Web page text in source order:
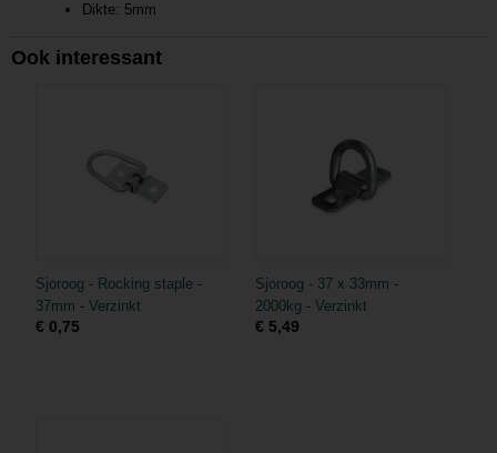
Dikte: 5mm
Ook interessant
Sjoroog - Rocking staple -
37mm - Verzinkt
€ 0,75
Sjoroog - 37 x 33mm -
2000kg - Verzinkt
€ 5,49